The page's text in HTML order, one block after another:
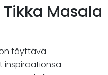
Tikka Masala
on täyttävä
inspiraationsa